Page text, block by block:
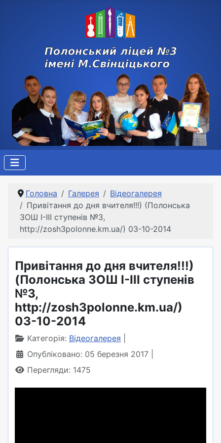
Головна Галерея
Відеогалерея
Привітання до дня вчителя!!!) (Полонська
ЗОШ І-ІІІ ступенів №3,
http://zosh3polonne.km.ua/) 03-10-2014
Привітання до дня вчителя!!!)
(Полонська ЗОШ І-ІІІ ступенів
№3,
http://zosh3polonne.km.ua/)
03-10-2014
Категорія: Відеогалерея
Опубліковано: 05 березня 2017
Перегляди: 1475